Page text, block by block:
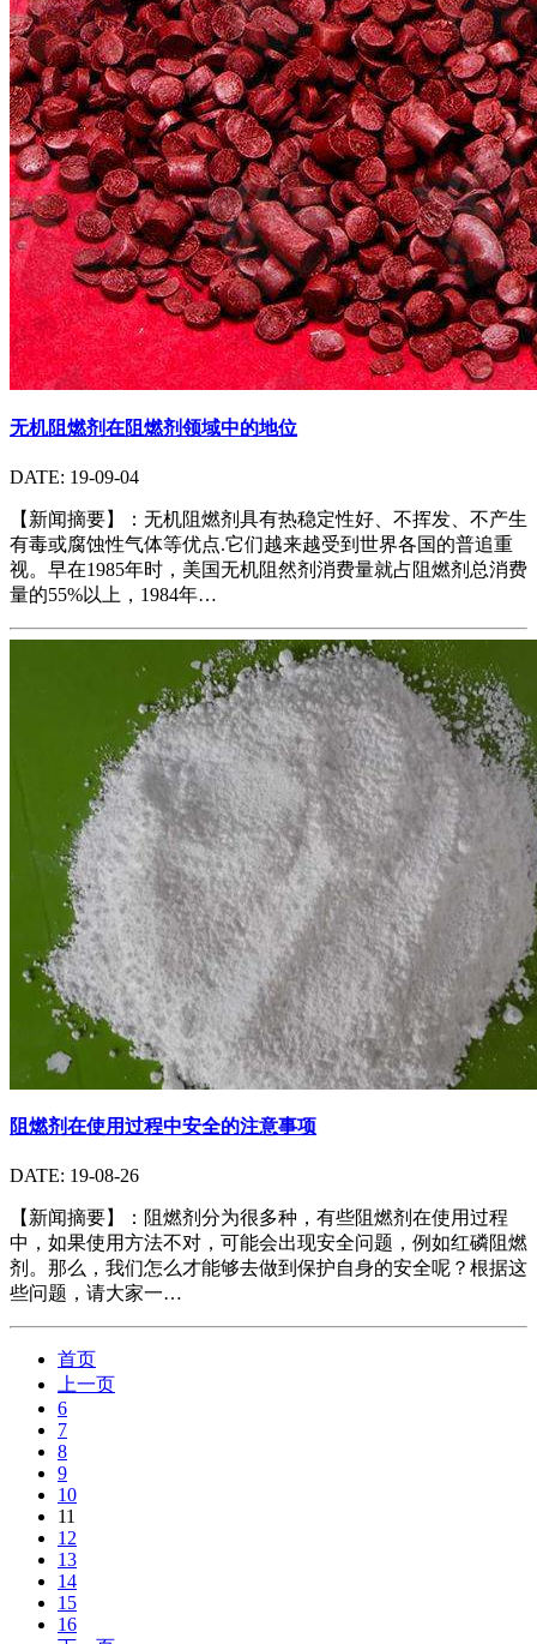
无机阻燃剂在阻燃剂领域中的地位
DATE: 19-09-04
【新闻摘要】：无机阻燃剂具有热稳定性好、不挥发、不产生
有毒或腐蚀性气体等优点.它们越来越受到世界各国的普追重
视。早在1985年时，美国无机阻然剂消费量就占阻燃剂总消费
量的55%以上，1984年…
阻燃剂在使用过程中安全的注意事项
DATE: 19-08-26
【新闻摘要】：阻燃剂分为很多种，有些阻燃剂在使用过程
中，如果使用方法不对，可能会出现安全问题，例如红磷阻燃
剂。那么，我们怎么才能够去做到保护自身的安全呢？根据这
些问题，请大家一…
首页
上一页
6
7
8
9
10
11
12
13
14
15
16